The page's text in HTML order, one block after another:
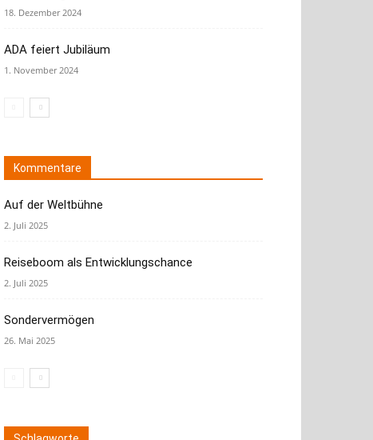
18. Dezember 2024
ADA feiert Jubiläum
1. November 2024
Kommentare
Auf der Weltbühne
2. Juli 2025
Reiseboom als Entwicklungschance
2. Juli 2025
Sondervermögen
26. Mai 2025